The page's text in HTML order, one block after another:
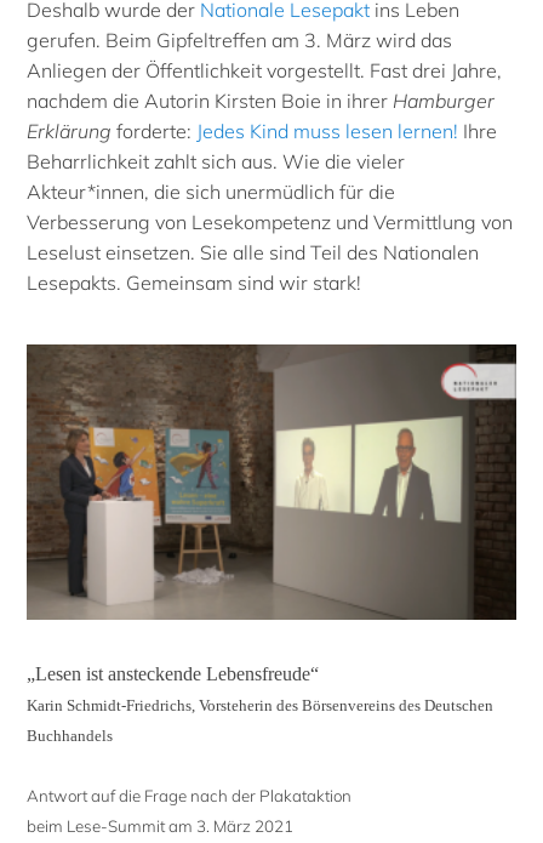
Deshalb wurde der Nationale Lesepakt ins Leben
gerufen. Beim Gipfeltreffen am 3. März wird das
Anliegen der Öffentlichkeit vorgestellt. Fast drei Jahre,
nachdem die Autorin Kirsten Boie in ihrer Hamburger
Erklärung forderte: Jedes Kind muss lesen lernen! Ihre
Beharrlichkeit zahlt sich aus. Wie die vieler
Akteur*innen, die sich unermüdlich für die
Verbesserung von Lesekompetenz und Vermittlung von
Leselust einsetzen. Sie alle sind Teil des Nationalen
Lesepakts. Gemeinsam sind wir stark!
„Lesen ist ansteckende Lebensfreude“
Karin Schmidt-Friedrichs, Vorsteherin des Börsenvereins des Deutschen
Buchhandels
Antwort auf die Frage nach der Plakataktion
beim Lese-Summit am 3. März 2021